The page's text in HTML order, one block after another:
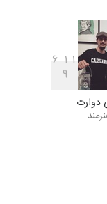
6 1 1
9
دوارت